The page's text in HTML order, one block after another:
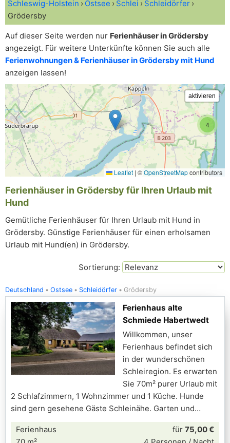
Schleswig-Holstein
Ostsee Schlei
Schleidörfer
Grödersby
Auf dieser Seite werden nur Ferienhäuser in Grödersby
angezeigt. Für weitere Unterkünfte können Sie auch alle
Ferienwohnungen & Ferienhäuser in Grödersby mit Hund
anzeigen lassen!
4
Leaflet | ©OpenStreetMapcontributors
Ferienhäuser in Grödersby für Ihren Urlaub mit
Hund
Gemütliche Ferienhäuser für Ihren Urlaub mit Hund in
Grödersby. Günstige Ferienhäuser für einen erholsamen
Urlaub mit Hund(en) in Grödersby.
Sortierung:
Deutschland Ostsee Schleidörfer Grödersby
Ferienhaus alte
Schmiede Habertwedt
Willkommen, unser
Ferienhaus befindet sich
in der wunderschönen
Schleiregion. Es erwarten
Sie 70m² purer Urlaub mit
2 Schlafzimmern, 1 Wohnzimmer und 1 Küche. Hunde
sind gern gesehene Gäste Schleinähe. Garten und
Ferienhaus
für 75,00 €